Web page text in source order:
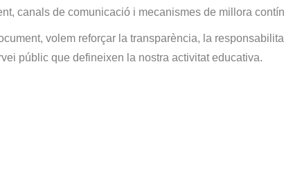
canals de comunicació i mecanismes de millora
volem reforçar la transparència, la
públic que defineixen la nostra activitat educativa.